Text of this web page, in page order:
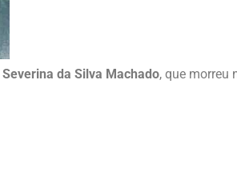
Severina da Silva Machado, que morreu